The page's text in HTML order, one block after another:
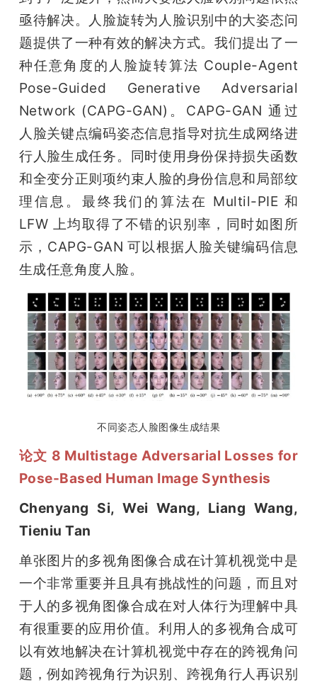
亟待解决。人脸旋转为人脸识别中的大姿态问
题提供了一种有效的解决方式。我们提出了一
种任意角度的人脸旋转算法 Couple-Agent
Pose-Guided Generative Adversarial
Network (CAPG-GAN)。CAPG-GAN 通过
人脸关键点编码姿态信息指导对抗生成网络进
行人脸生成任务。同时使用身份保持损失函数
和全变分正则项约束人脸的身份信息和局部纹
理信息。最终我们的算法在 Multil-PIE 和
LFW 上均取得了不错的识别率，同时如图所
示，CAPG-GAN 可以根据人脸关键编码信息
生成任意角度人脸。
不同姿态人脸图像生成结果
论文 8 Multistage Adversarial Losses for
Pose-Based Human Image Synthesis
Chenyang Si, Wei Wang, Liang Wang,
Tieniu Tan
单张图片的多视角图像合成在计算机视觉中是
一个非常重要并且具有挑战性的问题，而且对
于人的多视角图像合成在对人体行为理解中具
有很重要的应用价值。利用人的多视角合成可
以有效地解决在计算机视觉中存在的跨视角问
题，例如跨视角行为识别、跨视角行人再识别